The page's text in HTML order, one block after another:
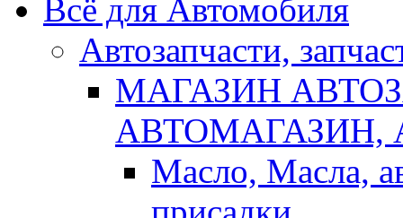
Всё для Автомобиля
Автозапчасти,
МАГАЗИН
АВТОМАГАЗИН,
Масло, Масла,